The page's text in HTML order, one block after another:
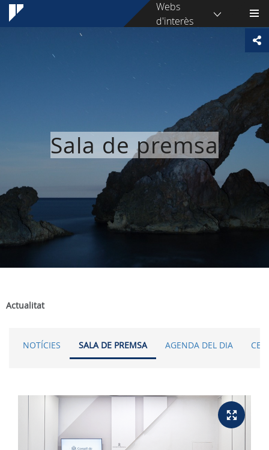
Webs
d'interès
Sala de premsa
Actualitat
NOTÍCIES SALA DE PREMSA AGENDA DEL DIA